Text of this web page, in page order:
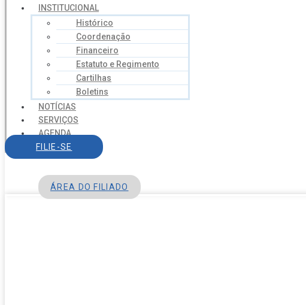
INSTITUCIONAL
Histórico
Coordenação
Financeiro
Estatuto e Regimento
Cartilhas
Boletins
NOTÍCIAS
SERVIÇOS
AGENDA
CONTATO
FILIE-SE
ÁREA DO FILIADO